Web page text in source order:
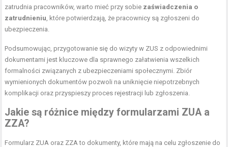
zatrudnia pracowników, warto mieć przy sobie zaświadczenia o
zatrudnieniu, które potwierdzają, że pracownicy są zgłoszeni do
ubezpieczenia.
Podsumowując, przygotowanie się do wizyty w ZUS z odpowiednimi
dokumentami jest kluczowe dla sprawnego załatwienia wszelkich
formalności związanych z ubezpieczeniami społecznymi. Zbiór
wymienionych dokumentów pozwoli na uniknięcie niepotrzebnych
komplikacji oraz przyspieszy proces rejestracji lub zgłoszenia.
Jakie są różnice między formularzami ZUA a
ZZA?
Formularz ZUA oraz ZZA to dokumenty, które mają na celu zgłoszenie do